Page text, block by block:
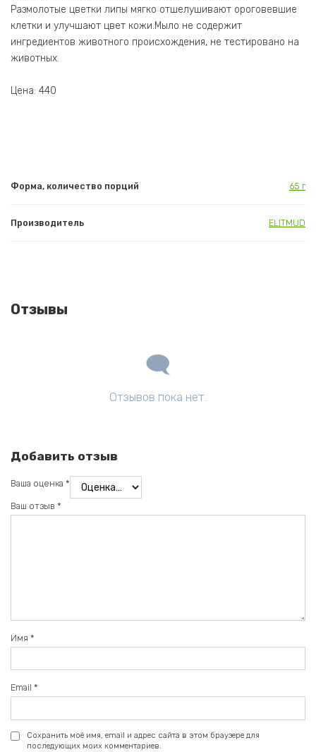
Размолотые цветки липы мягко отшелушивают ороговевшие
клетки и улучшают цвет кожи.Мыло не содержит
ингредиентов животного происхождения, не тестировано на
животных.
Цена: 440
Форма, количество порций 65 г
Производитель ELITMUD
Отзывы
Отзывов пока нет.
Добавить отзыв
Ваша оценка *
Ваш отзыв *
Имя *
Email *
Сохранить моё имя, email и адрес сайта в этом браузере для
последующих моих комментариев.